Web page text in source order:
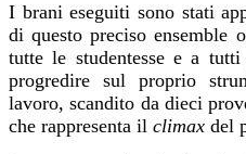
I brani eseguiti sono stati
di questo preciso ensemble
tutte le studentesse e a
progredire sul proprio
lavoro, scandito da dieci
che rappresenta il climax del